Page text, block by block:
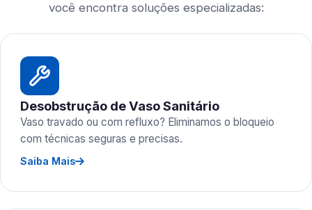
você encontra soluções especializadas:
Desobstrução de Vaso Sanitário
Vaso travado ou com refluxo? Eliminamos o bloqueio
com técnicas seguras e precisas.
Saiba Mais